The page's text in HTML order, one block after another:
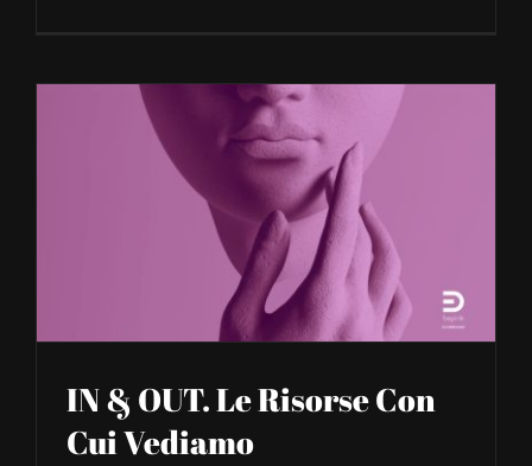
IN & OUT. Le Risorse Con
Cui Vediamo